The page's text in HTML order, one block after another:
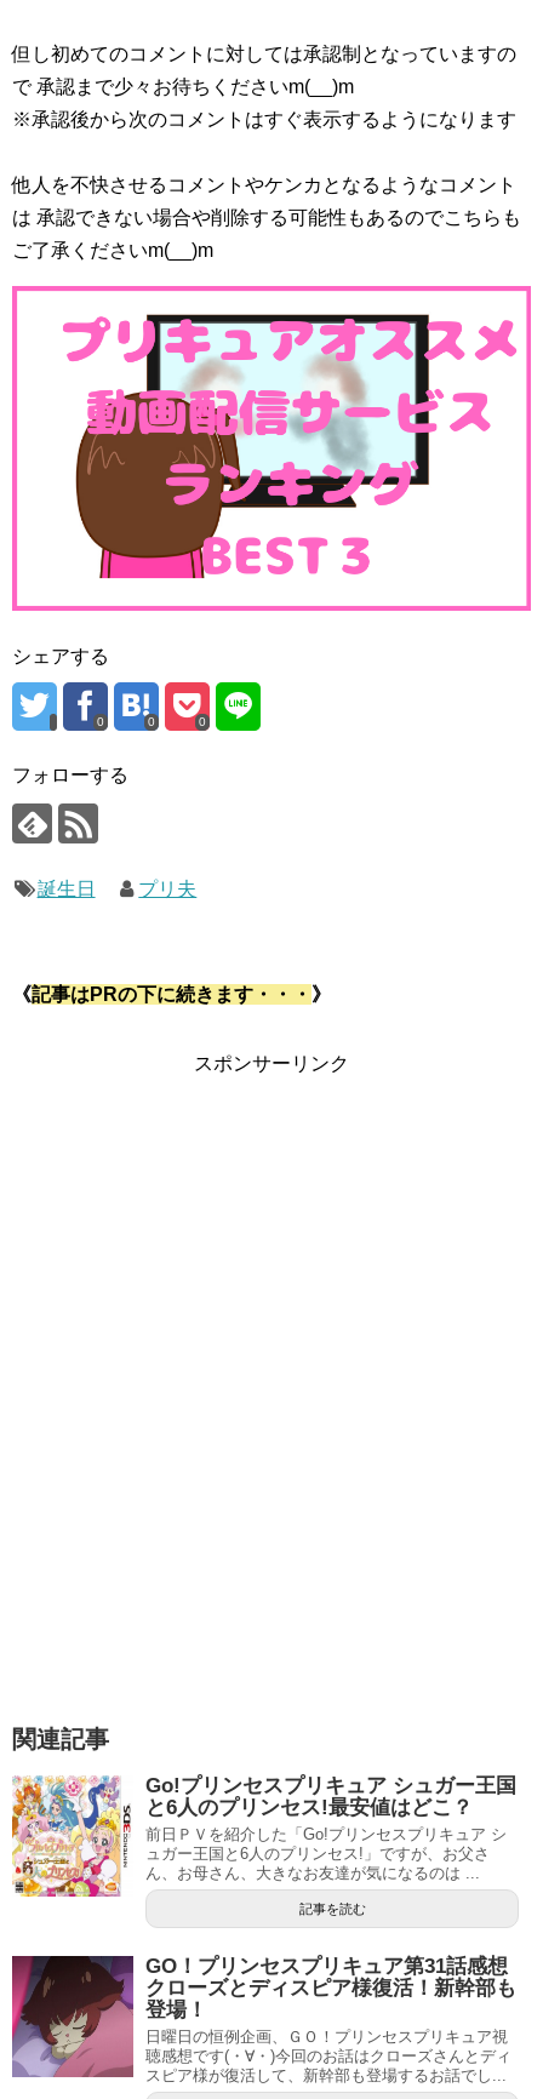
但し初めてのコメントに対しては承認制となっていますの
で 承認まで少々お待ちくださいm(__)m
※承認後から次のコメントはすぐ表示するようになります
他人を不快させるコメントやケンカとなるようなコメント
は 承認できない場合や削除する可能性もあるのでこちらも
ご了承くださいm(__)m
シェアする
0 0 0
フォローする
誕生日 プリ夫
《記事はPRの下に続きます・・・ 》
スポンサーリンク
関連記事
Go!プリンセスプリキュア シュガー王国
と6人のプリンセス!最安値はどこ？
前日ＰＶを紹介した「Go!プリンセスプリキュア シ
ュガー王国と6人のプリンセス!」ですが、お父さ
ん、お母さん、大きなお友達が気になるのは ...
記事を読む
GO！プリンセスプリキュア第31話感想
クローズとディスピア様復活！新幹部も
登場！
日曜日の恒例企画、ＧＯ！プリンセスプリキュア視
聴感想です(・∀・)今回のお話はクローズさんとディ
スピア様が復活して、新幹部も登場するお話でし...